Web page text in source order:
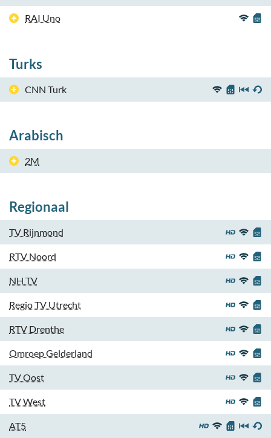
RAI Uno
Turks
CNN Turk
Arabisch
2M
Regionaal
TV Rijnmond
RTV Noord
NH TV
Regio TV Utrecht
RTV Drenthe
Omroep Gelderland
TV Oost
TV West
AT5